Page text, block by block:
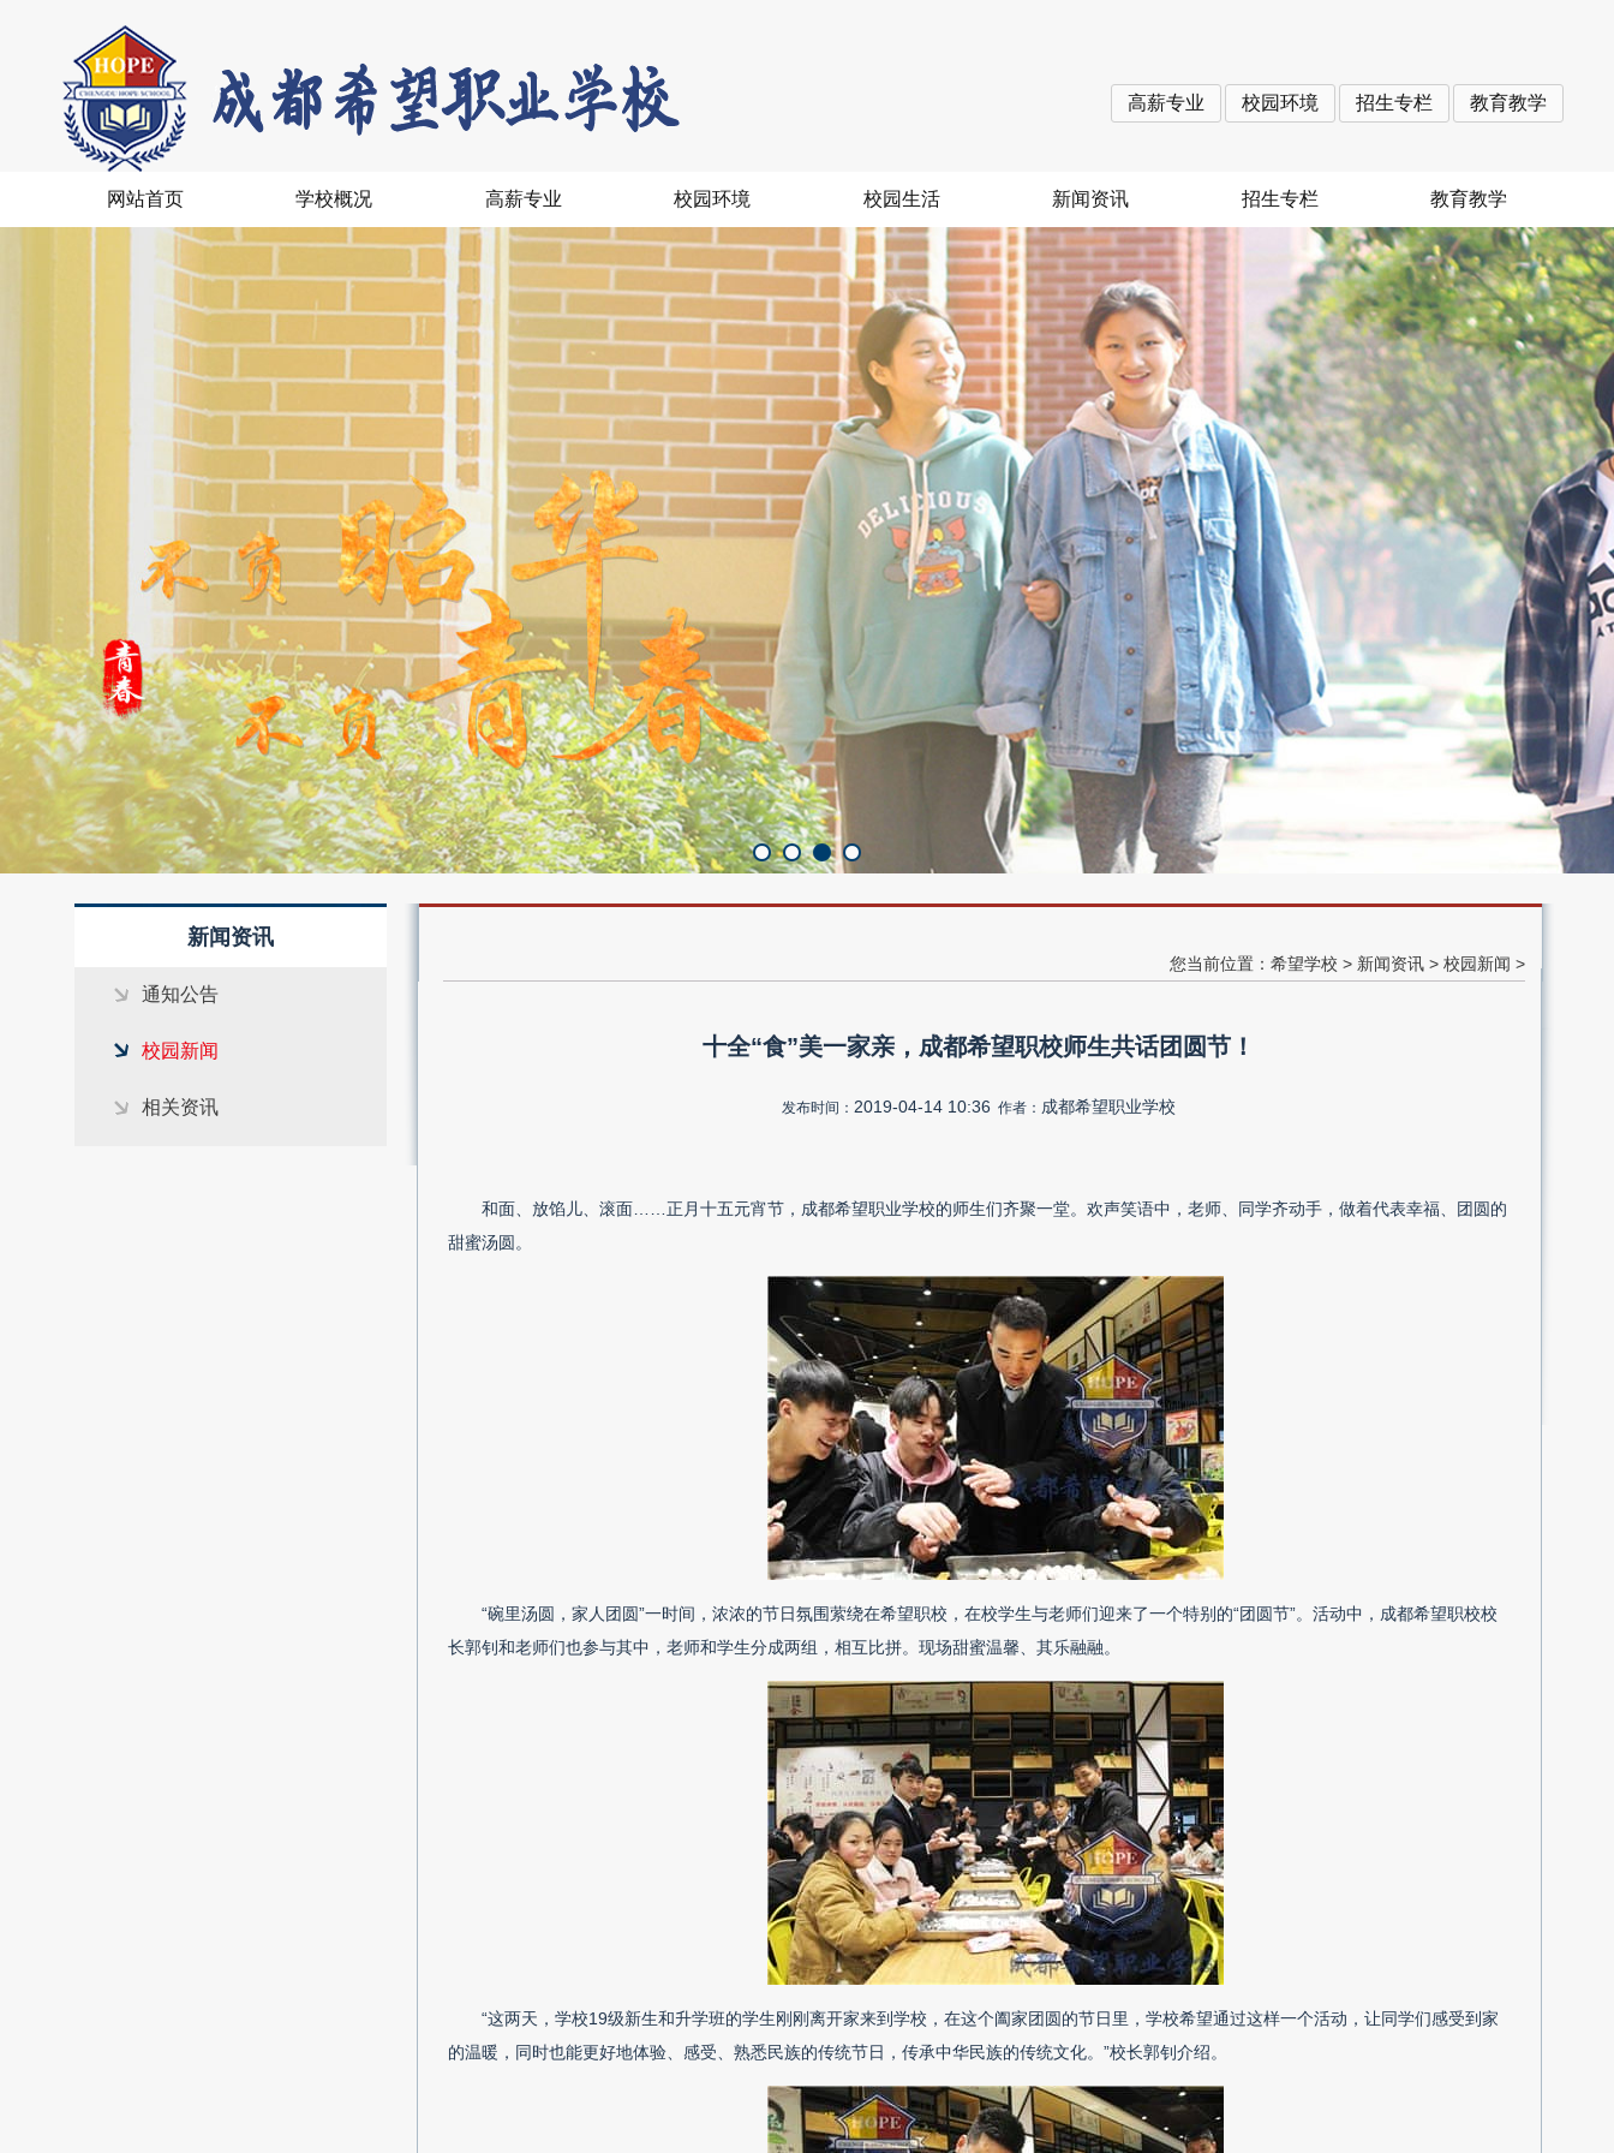
高薪专业 校园环境 招生专栏 教育教学
网站首页 学校概况 高薪专业 校园环境 校园生活 新闻资讯 招生专栏 教育教学
新闻资讯
通知公告
校园新闻
相关资讯
您当前位置： 希望学校 > 新闻资讯 > 校园新闻 >
十全“食”美一家亲，成都希望职校师生共话团圆节！
发布时间： 2019-04-14 10:36 作者： 成都希望职业学校
和面、放馅儿、滚面……正月十五元宵节，成都希望职业学校的师生们齐聚一堂。欢声笑语中，老师、同学齐动手，做着代表幸福、团圆的
甜蜜汤圆。
“碗里汤圆，家人团圆”一时间，浓浓的节日氛围萦绕在希望职校，在校学生与老师们迎来了一个特别的“团圆节”。活动中，成都希望职校校
长郭钊和老师们也参与其中，老师和学生分成两组，相互比拼。现场甜蜜温馨、其乐融融。
“这两天，学校19级新生和升学班的学生刚刚离开家来到学校，在这个阖家团圆的节日里，学校希望通过这样一个活动，让同学们感受到家
的温暖，同时也能更好地体验、感受、熟悉民族的传统节日，传承中华民族的传统文化。”校长郭钊介绍。